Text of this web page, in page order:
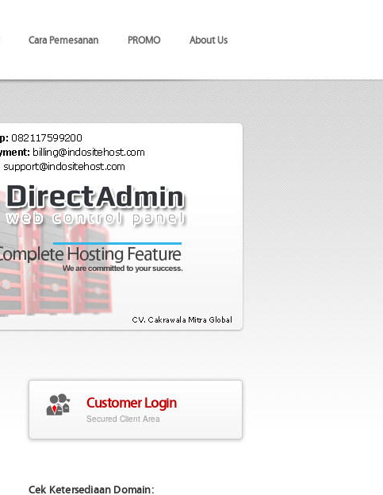
Cara Pemesanan PROMO About Us
Customer Login
Secured Client Area
Cek Ketersediaan Domain: